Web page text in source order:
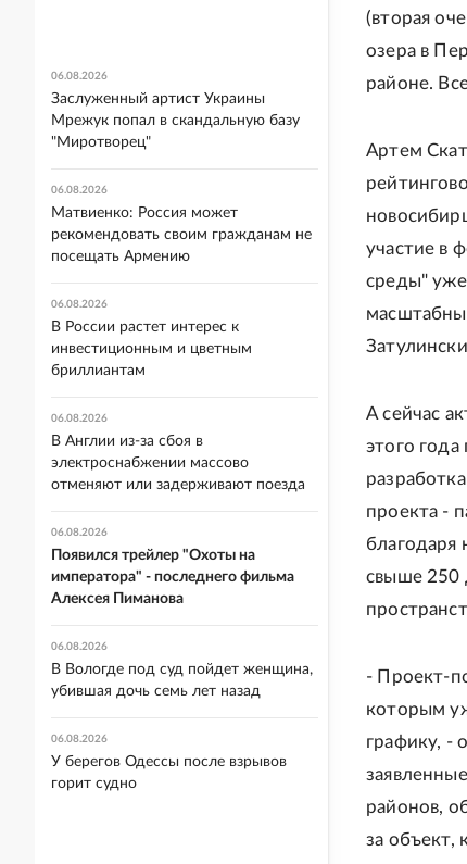
(вторая
озера в
районе.
Артем
участие в
среды" уже
А сейчас
этого
проекта -
благодаря
свыше 250
- Проект-
которым
графику, -
районов,
за объект,
06.08.2026
Заслуженный артист Украины
Мрежук попал в скандальную базу
"Миротворец"
06.08.2026
Матвиенко: Россия может
рекомендовать своим гражданам не
посещать Армению
06.08.2026
В России растет интерес к
инвестиционным и цветным
бриллиантам
06.08.2026
В Англии из-за сбоя в
электроснабжении массово
отменяют или задерживают поезда
06.08.2026
Появился трейлер "Охоты на
императора" - последнего фильма
Алексея Пиманова
06.08.2026
В Вологде под суд пойдет женщина,
убившая дочь семь лет назад
06.08.2026
У берегов Одессы после взрывов
горит судно